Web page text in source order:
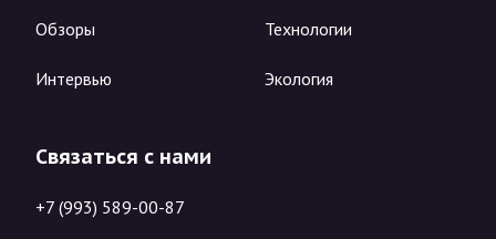
Обзоры
Интервью
Технологии
Экология
Связаться с нами
+7 (993) 589-00-87